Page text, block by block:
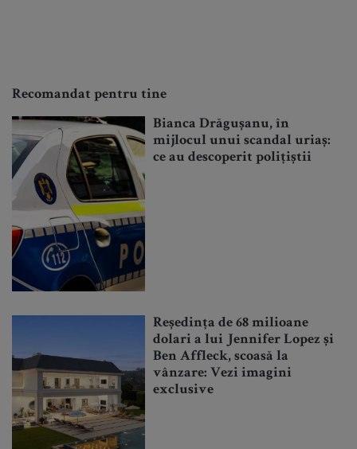
Recomandat pentru tine
Bianca Drăgușanu, în
mijlocul unui scandal uriaș:
ce au descoperit polițiștii
Reședința de 68 milioane
dolari a lui Jennifer Lopez și
Ben Affleck, scoasă la
vânzare: Vezi imagini
exclusive